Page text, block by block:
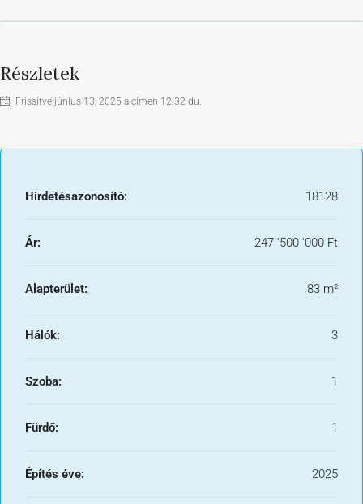
Részletek
Frissítve június 13, 2025 a címen 12:32 du.
Hirdetésazonosító: 18128
Ár: 247 '500 '000 Ft
Alapterület: 83 m²
Hálók: 3
Szoba: 1
Fürdő: 1
Építés éve: 2025